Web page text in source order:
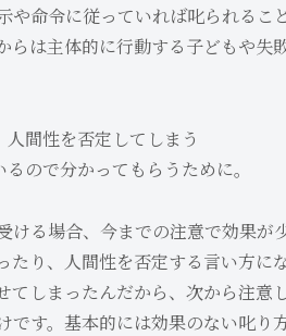
や命令に従っていれば叱られるこ
らは主体的に行動する子どもや
間性を否定してしまう
ので分かってもらうために。
ける場合、今までの注意で効果が
たり、人間性を否定する言い方に
てしまったんだから、次から注
です。基本的には効果のない叱り